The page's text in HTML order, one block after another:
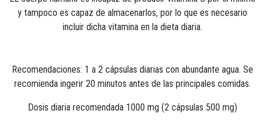
y tampoco es capaz de almacenarlos, por lo que es necesario
incluir dicha vitamina en la dieta diaria.
Recomendaciones: 1 a 2 cápsulas diarias con abundante agua. Se
recomienda ingerir 20 minutos antes de las principales comidas.
Dosis diaria recomendada 1000 mg (2 cápsulas 500 mg)